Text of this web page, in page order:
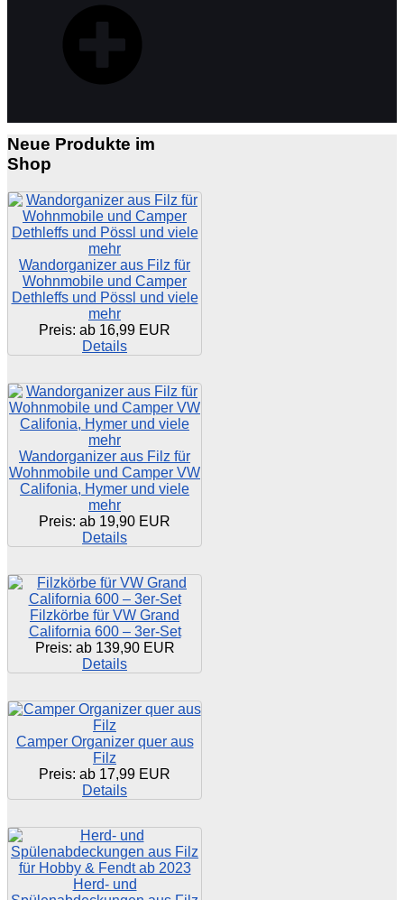
Neue Produkte im
Shop
Wandorganizer aus Filz für
Wohnmobile und Camper
Dethleffs und Pössl und viele
mehr
Preis: ab 16,99 EUR
Details
Wandorganizer aus Filz für
Wohnmobile und Camper VW
Califonia, Hymer und viele
mehr
Preis: ab 19,90 EUR
Details
Filzkörbe für VW Grand
California 600 – 3er-Set
Preis: ab 139,90 EUR
Details
Camper Organizer quer aus
Filz
Preis: ab 17,99 EUR
Details
Herd- und